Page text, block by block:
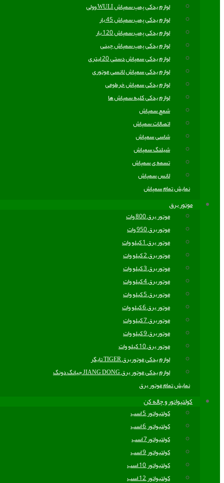
لوازم یدکی پمپ سمپاش WULI وولی
لوازم یدکی پمپ سمپاش 45 بار
لوازم یدکی پمپ سمپاش 120 بار
لوازم یدکی پمپ سمپاش چینی
لوازم یدکی سمپاش دستی 20 لیتری
لوازم یدکی سمپاش لانسی موتوری
لوازم یدکی سمپاش خرطومی
لوازم یدکی کلیه سمپاش ها
شمع سمپاش
اتصالات سمپاش
شاسی سمپاش
شیلنگ سمپاش
تسمه ی سمپاش
لانس سمپاش
نمایش تمام سمپاش
موتور برق
موتور برق 800 وات
موتوربرق 950 وات
موتور برق 1 کیلو وات
موتوربرق 2 کیلو وات
موتوربرق 3 کیلو وات
موتوربرق 4 کیلو وات
موتوربرق 5 کیلو وات
موتور برق 6 کیلو وات
موتوربرق 7 کیلو وات
موتوربرق 9 کیلو وات
موتور برق 10 کیلو وات
لوازم یدکی موتوربرق TIGER تایگر
لوازم یدکی موتور برق JIANG DONG جیانگ دونگ
نمایش تمام موتور برق
کولتیواتور و چاله کن
کولتیواتور 5 اسب
کولتیواتور 6 اسب
کولتیواتور7 اسب
کولتیواتور 9 اسب
کولتیواتور 10 اسب
کولتیواتور 12 اسب